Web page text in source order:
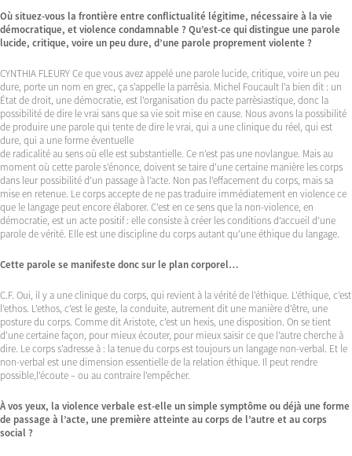
Où situez-vous la frontière entre conflictualité légitime, nécessaire à la vie
démocratique, et violence condamnable ? Qu’est-ce qui distingue une parole
lucide, critique, voire un peu dure, d’une parole proprement violente ?
CYNTHIA FLEURY Ce que vous avez appelé une parole lucide, critique, voire un peu
dure, porte un nom en grec, ça s’appelle la parrêsia. Michel Foucault l’a bien dit : un
État de droit, une démocratie, est l’organisation du pacte parrèsiastique, donc la
possibilité de dire le vrai sans que sa vie soit mise en cause. Nous avons la possibilité
de produire une parole qui tente de dire le vrai, qui a une clinique du réel, qui est
dure, qui a une forme éventuelle
de radicalité au sens où elle est substantielle. Ce n’est pas une novlangue. Mais au
moment où cette parole s’énonce, doivent se taire d’une certaine manière les corps
dans leur possibilité d’un passage à l’acte. Non pas l’effacement du corps, mais sa
mise en retenue. Le corps accepte de ne pas traduire immédiatement en violence ce
que le langage peut encore élaborer. C’est en ce sens que la non-violence, en
démocratie, est un acte positif : elle consiste à créer les conditions d’accueil d’une
parole de vérité. Elle est une discipline du corps autant qu’une éthique du langage.
Cette parole se manifeste donc sur le plan corporel…
C.F. Oui, il y a une clinique du corps, qui revient à la vérité de l’éthique. L’éthique, c’est
l’ethos. L’ethos, c’est le geste, la conduite, autrement dit une manière d’être, une
posture du corps. Comme dit Aristote, c’est un hexis, une disposition. On se tient
d’une certaine façon, pour mieux écouter, pour mieux saisir ce que l’autre cherche à
dire. Le corps s’adresse à : la tenue du corps est toujours un langage non-verbal. Et le
non-verbal est une dimension essentielle de la relation éthique. Il peut rendre
possible,l’écoute – ou au contraire l’empêcher.
À vos yeux, la violence verbale est-elle un simple symptôme ou déjà une forme
de passage à l’acte, une première atteinte au corps de l’autre et au corps
social ?